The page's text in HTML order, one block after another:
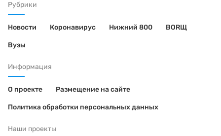
Рубрики
Новости Коронавирус Нижний 800 BORЩ
Вузы
Информация
О проекте Размещение на сайте
Политика обработки персональных данных
Наши проекты